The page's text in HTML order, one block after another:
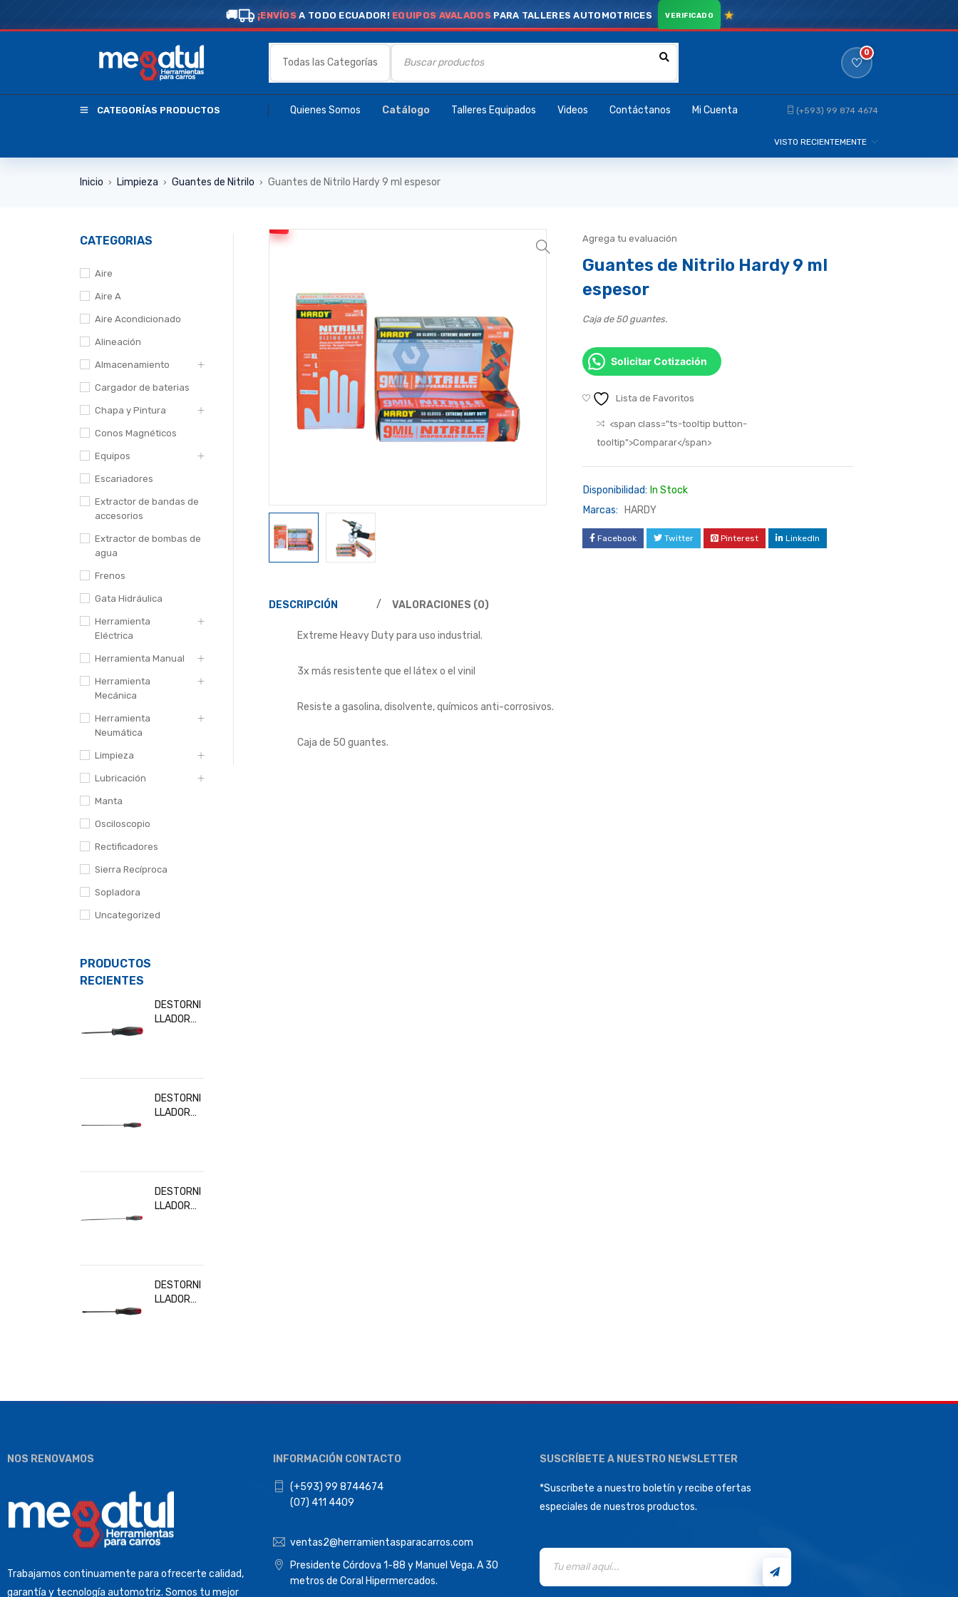
¡ENVÍOSA TODO ECUADOR! EQUIPOS AVALADOSPARA TALLERES AUTOMOTRICES
0
CATEGORÍAS PRODUCTOS Quienes Somos Catálogo Talleres Equipados Videos Contáctanos Mi Cuenta (+593) 99 874 4674
VISTO RECIENTEMENTE
Inicio › Limpieza › Guantes de Nitrilo › Guantes de Nitrilo Hardy 9 ml espesor
CATEGORIAS
Aire
Aire A
Aire Acondicionado
Alineación
Almacenamiento
Cargador de baterias
Chapa y Pintura
Conos Magnéticos
Equipos
Escariadores
Extractor de bandas de
accesorios
Extractor de bombas de
agua
Frenos
Gata Hidráulica
Herramienta
Eléctrica
Herramienta Manual
Herramienta
Mecánica
Herramienta
Neumática
Limpieza
Lubricación
Manta
Osciloscopio
Rectificadores
Sierra Recíproca
Sopladora
Uncategorized
PRODUCTOS
RECIENTES
DESTORNI
LLADOR
DESTORNI
LLADOR
32919
DESTORNI
LLADOR
32916
DESTORNI
LLADOR
Agrega tu evaluación
Guantes de Nitrilo Hardy 9 ml
espesor
Caja de 50 guantes.
Solicitar Cotización
Lista de Favoritos
<span class="ts-tooltip button-
tooltip">Comparar</span>
Disponibilidad: In Stock
Marcas:
HARDY
Facebook Twitter Pinterest LinkedIn
DESCRIPCIÓN VALORACIONES (0)
Extreme Heavy Duty para uso industrial.
3x más resistente que el látex o el vinil
Resiste a gasolina, disolvente, químicos anti-corrosivos.
Caja de 50 guantes.
NOS RENOVAMOS
Trabajamos continuamente para ofrecerte calidad,
garantía y tecnología automotriz. Somos tu mejor
INFORMACIÓN CONTACTO
(+593) 99 8744674
(07) 411 4409
ventas2@herramientasparacarros.com
Presidente Córdova 1-88 y Manuel Vega. A 30
metros de Coral Hipermercados.
SUSCRÍBETE A NUESTRO NEWSLETTER
*Suscríbete a nuestro boletín y recibe ofertas
especiales de nuestros productos.